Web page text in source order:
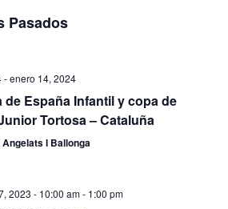
de
Eventos
Pasados
-enero 14, 2024
de España Infantil y copa de
Tortosa – Cataluña
I Ballonga
2023 - 10:00 am- 1:00 pm